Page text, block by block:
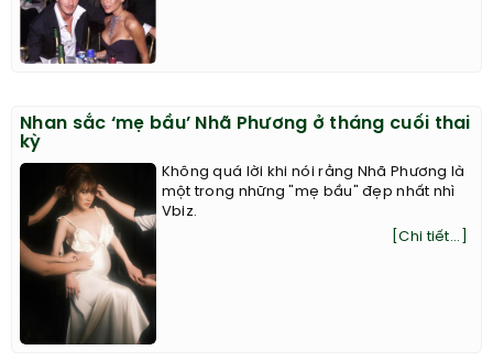
Nhan sắc ‘mẹ bầu’ Nhã Phương ở tháng cuối thai
kỳ
Không quá lời khi nói rằng Nhã Phương là
một trong những "mẹ bầu" đẹp nhất nhì
Vbiz.
[Chi tiết...]